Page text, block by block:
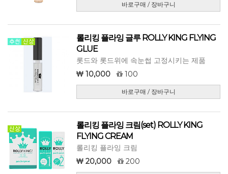
바로구매 / 장바구니
롤리킹 플라잉 글루 ROLLY KING FLYING
GLUE
롯드와 롯드위에 속눈썹 고정시키는 제품
10,000
100
바로구매 / 장바구니
롤리킹 플라잉 크림(set) ROLLY KING
FLYING CREAM
롤리킹 플라잉 크림
20,000
200